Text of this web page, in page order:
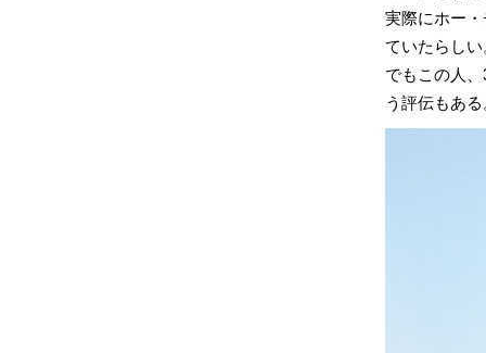
実際にホー
ていたらしい
でもこの人
う評伝もあ